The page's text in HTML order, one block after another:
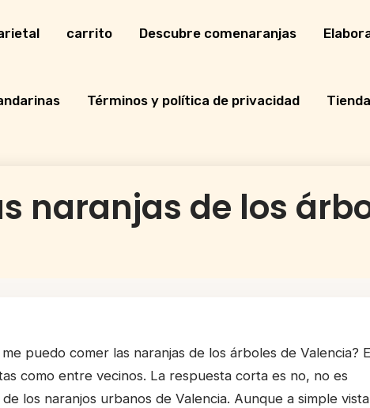
carrito Descubre comenaranjas
Términos y política de privacidad Tienda
naranjas de los
puedo comer las naranjas de los árboles de Valencia?
como entre vecinos. La respuesta corta es no, no es
los naranjos urbanos de Valencia. Aunque a simple vista